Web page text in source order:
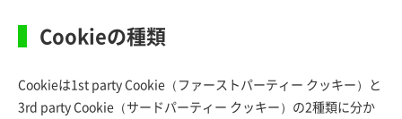
Cookieの種類
Cookieは1st party Cookie（ファーストパーティー クッキー）と
3rd party Cookie（サードパーティー クッキー）の2種類に分か